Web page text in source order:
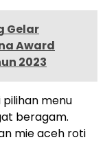
Gelar
Award
2023
pilihan menu
beragam.
mie aceh roti